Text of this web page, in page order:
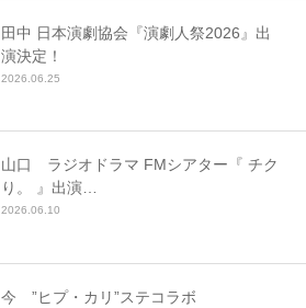
田中 日本演劇協会『演劇人祭2026』出
演決定！
2026.06.25
山口 ラジオドラマ FMシアター『 チク
り。 』出演…
2026.06.10
今 ”ヒプ・カリ”ステコラボ